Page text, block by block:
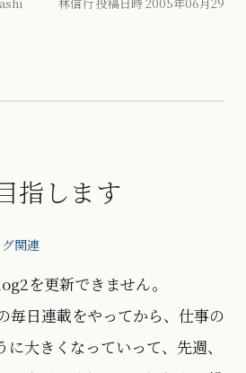
指します
関連
を更新できません。
日連載をやってから、仕事の
大きくなっていって、先週、